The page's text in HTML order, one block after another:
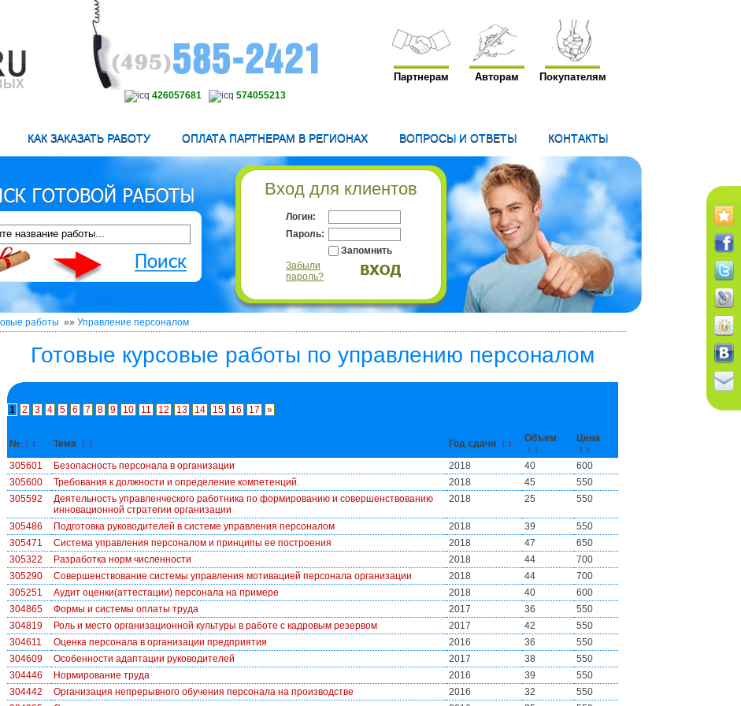
426057681 574055213
Партнерам Авторам Покупателям
КАК ЗАКАЗАТЬ РАБОТУ ОПЛАТА ПАРТНЕРАМ В РЕГИОНАХ ВОПРОСЫ И ОТВЕТЫ КОНТАКТЫ
Вход для клиентов
Логин:
Пароль:
Запомнить
Забыли
пароль?
работы »» Управление персоналом
Готовые курсовые работы по управлению персоналом
1 2 3 4 5 6 7 8 9 10 11 12 13 14 15 16 17 »
№ ↑ ↓ Тема ↑ ↓ Год сдачи ↑ ↓
Объем
↑ ↓
Цена
↑ ↓
305601
Безопасность персонала в организации 2018 40
600
305600
Требования к должности и определение компетенций. 2018 45
550
305592
Деятельность управленческого работника по формированию и совершенствованию
инновационной стратегии организации
2018 25 550
305486 Подготовка руководителей в системе управления персоналом 2018 39
550
305471
Система управления персоналом и принципы ее построения 2018 47
650
305322
Разработка норм численности 2018 44
700
305290
Совершенствование системы управления мотивацией персонала организации 2018 44
700
305251
Аудит оценки(аттестации) персонала на примере 2018 40
600
304865
Формы и системы оплаты труда 2017 36
550
304819
Роль и место организационной культуры в работе с кадровым резервом 2017 42
550
304611
Оценка персонала в организации предприятия 2016 36
550
304609
Особенности адаптации руководителей 2017 38
550
304446
Нормирование труда 2016 39
550
304442
Организация непрерывного обучения персонала на производстве 2016 32
550